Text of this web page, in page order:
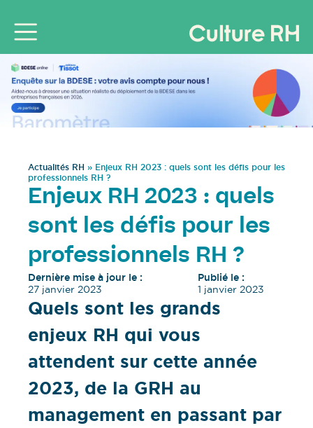
Actualités RH » Enjeux RH 2023 : quels sont les défis pour les
professionnels RH ?
Enjeux RH 2023 : quels
sont les défis pour les
professionnels RH ?
Dernière mise à jour le :
27 janvier 2023
Publié le :
1 janvier 2023
Quels sont les grands
enjeux RH qui vous
attendent sur cette année
2023, de la GRH au
management en passant par